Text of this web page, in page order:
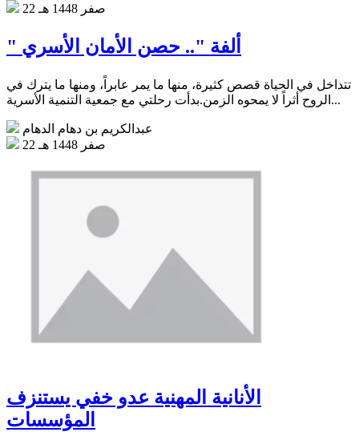
22 صفر 1448 هـ
" ألفة ".. حصن الأمان الأسري
تتداخل في الحياة قصص كثيرة، منها ما يمر عابراً، ومنها ما يترك في
الروح أثراً لا يمحوه الزمن.بدأت رحلتي مع جمعية التنمية الأسرية...
عبدالكريم بن دهام الدهام
22 صفر 1448 هـ
الأنانية المهنية عدو خفي يستنزف
المؤسسات